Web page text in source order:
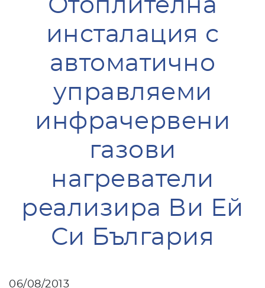
Отоплителна
инсталация с
автоматично
управляеми
инфрачервени
газови
нагреватели
реализира Ви Ей
Си България
06/08/2013